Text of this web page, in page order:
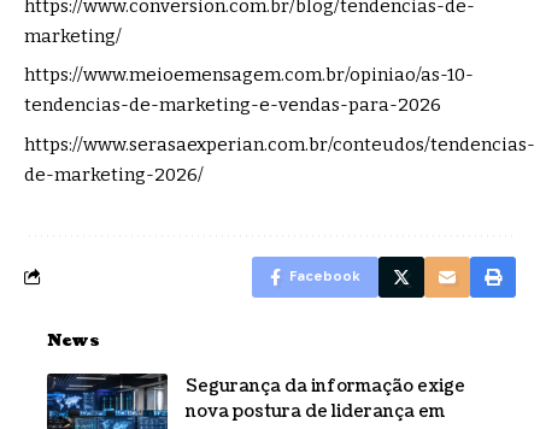
https://www.conversion.com.br/blog/tendencias-de-
marketing/
https://www.meioemensagem.com.br/opiniao/as-10-
tendencias-de-marketing-e-vendas-para-2026
https://www.serasaexperian.com.br/conteudos/tendencias-
de-marketing-2026/
Facebook
News
Segurança da informação exige
nova postura de liderança em